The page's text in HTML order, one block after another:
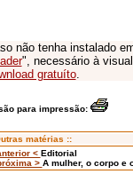
não tenha instalado
", necessário à
gratuíto.
para impressão:
matérias ::
< Editorial
> A mulher, o corpo e